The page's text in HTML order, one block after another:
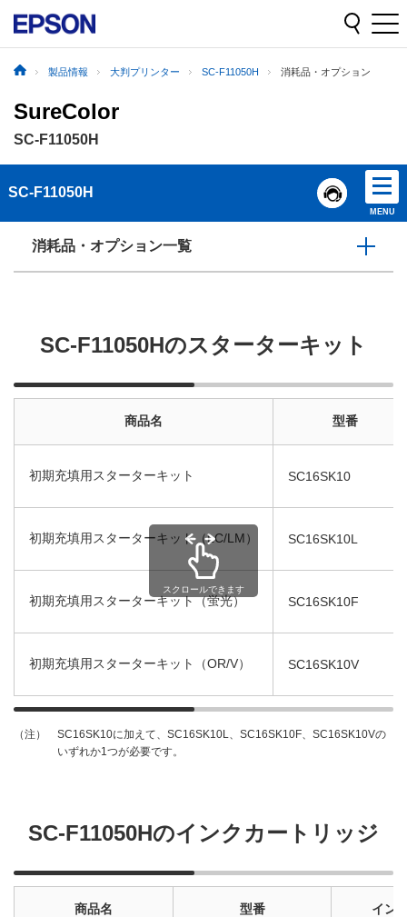
製品情報 大判プリンター SC-F11050H 消耗品・オプション
SureColor
SC-F11050H
SC-F11050H
MENU
消耗品・オプション一覧
SC-F11050Hのスターターキット
商品名 型番
初期充填用スターターキット SC16SK10
初期充填用スターターキット（LC/LM） SC16SK10L
初期充填用スターターキット（蛍光） SC16SK10F
初期充填用スターターキット（OR/V） SC16SK10V
スクロールできます
（注）
SC16SK10に加えて、SC16SK10L、SC16SK10F、SC16SK10Vの
いずれか1つが必要です。
SC-F11050Hのインクカートリッジ
商品名 型番 イン